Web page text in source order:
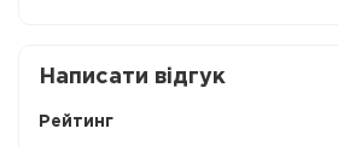
Написати відгук
Рейтинг